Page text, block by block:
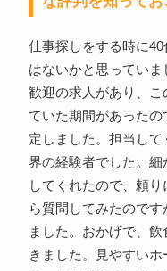
仕事探しをする時に
はないかと思ってい
歓迎の求人があり、
ていた期間があった
定しました。担当し
界の経験者でした。細
してくれたので、頼
ら質問してみたので
ました。おかげで、
きました。見やすい